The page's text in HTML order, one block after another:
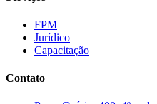
FPM
Jurídico
Capacitação
Contato